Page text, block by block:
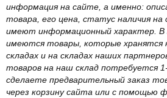
информация на сайте, а именно:
товара, его цена, статус наличия на
имеют информационный характер.
имеются товары, которые хранятся
складах и на складах наших
товаров на наш склад потребуется
сделаете предварительный заказ
через корзину сайта или с помощью